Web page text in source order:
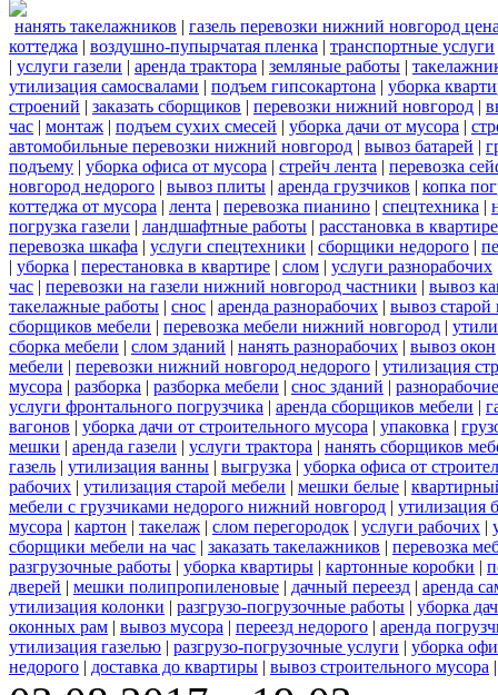
нанять такелажников | газель перевозки нижний новгород
коттеджа | воздушно-пупырчатая пленка | транспортные услуги
| услуги газели | аренда трактора | земляные работы |
утилизация самосвалами | подъем гипсокартона | уборка
строений | заказать сборщиков | перевозки нижний новгород |
час | монтаж | подъем сухих смесей | уборка дачи от мусора |
автомобильные перевозки нижний новгород | вывоз батарей |
подъему | уборка офиса от мусора | стрейч лента | перевозка
новгород недорого | вывоз плиты | аренда грузчиков | копка
коттеджа от мусора | лента | перевозка пианино | спецтехника |
погрузка газели | ландшафтные работы | расстановка в квартире
перевозка шкафа | услуги спецтехники | сборщики недорого |
| уборка | перестановка в квартире | слом | услуги разнорабочих
час | перевозки на газели нижний новгород частники | вывоз
такелажные работы | снос | аренда разнорабочих | вывоз старой
сборщиков мебели | перевозка мебели нижний новгород |
сборка мебели | слом зданий | нанять разнорабочих | вывоз окон
мебели | перевозки нижний новгород недорого | утилизация
мусора | разборка | разборка мебели | снос зданий |
услуги фронтального погрузчика | аренда сборщиков мебели |
вагонов | уборка дачи от строительного мусора | упаковка |
мешки | аренда газели | услуги трактора | нанять сборщиков
газель | утилизация ванны | выгрузка | уборка офиса от
рабочих | утилизация старой мебели | мешки белые |
мебели с грузчиками недорого нижний новгород | утилизация
мусора | картон | такелаж | слом перегородок | услуги рабочих |
сборщики мебели на час | заказать такелажников | перевозка
разгрузочные работы | уборка квартиры | картонные коробки |
дверей | мешки полипропиленовые | дачный переезд | аренда
утилизация колонки | разгрузо-погрузочные работы | уборка
оконных рам | вывоз мусора | переезд недорого | аренда
утилизация газелью | разгрузо-погрузочные услуги | уборка
недорого | доставка до квартиры | вывоз строительного мусора